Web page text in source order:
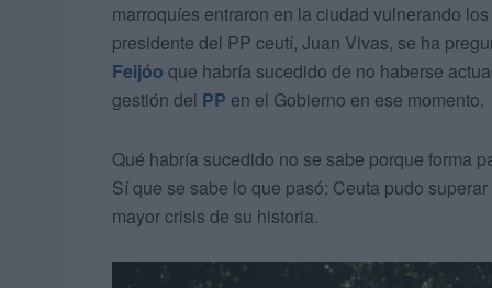
marroquíes entraron en la ciudad vulnerando
presidente del PP ceutí, Juan Vivas, se ha
Feijóo que habría sucedido de no haberse
gestión del PP en el Gobierno en ese momento.
Qué habría sucedido no se sabe porque forma
Sí que se sabe lo que pasó: Ceuta pudo
mayor crisis de su historia.